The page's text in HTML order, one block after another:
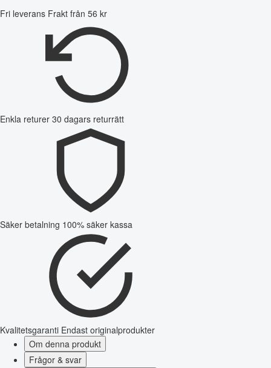
Fri leverans Frakt från 56 kr
Enkla returer 30 dagars returrätt
Säker betalning 100% säker kassa
Kvalitetsgaranti Endast originalprodukter
Om denna produkt
Frågor & svar